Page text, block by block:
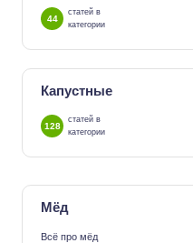
44
статей в
категории
Капустные
128
статей в
категории
Мёд
Всё про мёд